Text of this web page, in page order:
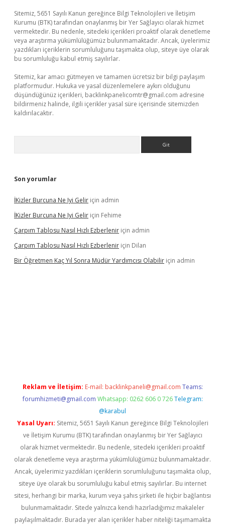
Sitemiz, 5651 Sayılı Kanun gereğince Bilgi Teknolojileri ve İletişim
Kurumu (BTK) tarafından onaylanmış bir Yer Sağlayıcı olarak hizmet
vermektedir. Bu nedenle, sitedeki içerikleri proaktif olarak denetleme
veya araştırma yükümlülüğümüz bulunmamaktadır. Ancak, üyelerimiz
yazdıkları içeriklerin sorumluluğunu taşımakta olup, siteye üye olarak
bu sorumluluğu kabul etmiş sayılırlar.
Sitemiz, kar amacı gütmeyen ve tamamen ücretsiz bir bilgi paylaşım
platformudur. Hukuka ve yasal düzenlemelere aykırı olduğunu
düşündüğünüz içerikleri, backlinkpanelicomtr@gmail.com adresine
bildirmeniz halinde, ilgili içerikler yasal süre içerisinde sitemizden
kaldırılacaktır.
Son yorumlar
İKizler Burcuna Ne Iyi Gelir için admin
İKizler Burcuna Ne Iyi Gelir için Fehime
Çarpım Tablosu Nasıl Hızlı Ezberlenir için admin
Çarpım Tablosu Nasıl Hızlı Ezberlenir için Dilan
Bir Öğretmen Kaç Yıl Sonra Müdür Yardımcısı Olabilir için admin
Reklam ve İletişim: E-mail: backlinkpaneli@gmail.com Teams:
forumhizmeti@gmail.com Whatsapp: 0262 606 0 726 Telegram:
@karabul
Yasal Uyarı: Sitemiz, 5651 Sayılı Kanun gereğince Bilgi Teknolojileri
ve İletişim Kurumu (BTK) tarafından onaylanmış bir Yer Sağlayıcı
olarak hizmet vermektedir. Bu nedenle, sitedeki içerikleri proaktif
olarak denetleme veya araştırma yükümlülüğümüz bulunmamaktadır.
Ancak, üyelerimiz yazdıkları içeriklerin sorumluluğunu taşımakta olup,
siteye üye olarak bu sorumluluğu kabul etmiş sayılırlar. Bu internet
sitesi, herhangi bir marka, kurum veya şahıs şirketi ile hiçbir bağlantısı
bulunmamaktadır. Sitede yalnızca kendi hazırladığımız makaleler
paylaşılmaktadır. Burada yer alan içerikler haber niteliği taşımamakta